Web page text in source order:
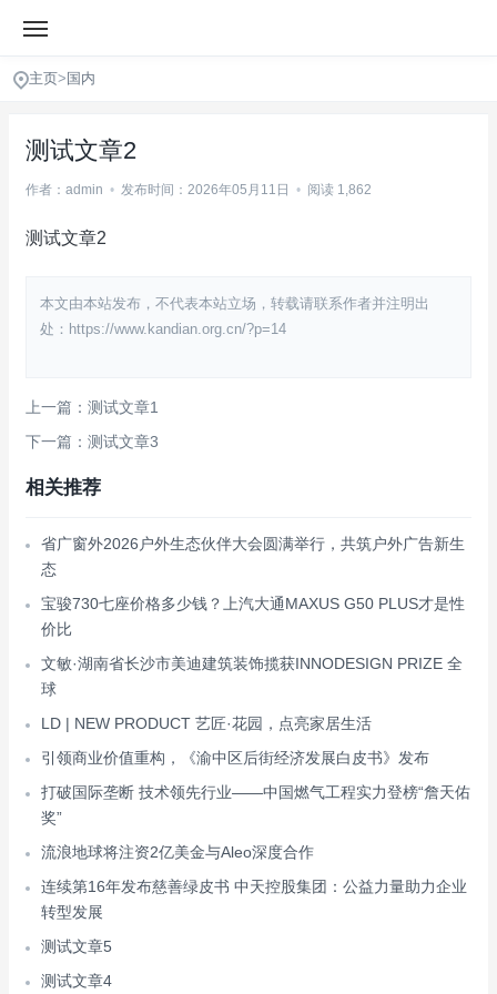
主页> 国内
测试文章2
作者：admin • 发布时间：2026年05月11日 • 阅读 1,862
测试文章2
本文由本站发布，不代表本站立场，转载请联系作者并注明出
处：https://www.kandian.org.cn/?p=14
上一篇：测试文章1
下一篇：测试文章3
相关推荐
省广窗外2026户外生态伙伴大会圆满举行，共筑户外广告新生
态
宝骏730七座价格多少钱？上汽大通MAXUS G50 PLUS才是性
价比
文敏·湖南省长沙市美迪建筑装饰揽获INNODESIGN PRIZE 全
球
LD | NEW PRODUCT 艺匠·花园，点亮家居生活
引领商业价值重构，《渝中区后街经济发展白皮书》发布
打破国际垄断 技术领先行业——中国燃气工程实力登榜“詹天佑
奖”
流浪地球将注资2亿美金与Aleo深度合作
连续第16年发布慈善绿皮书 中天控股集团：公益力量助力企业
转型发展
测试文章5
测试文章4